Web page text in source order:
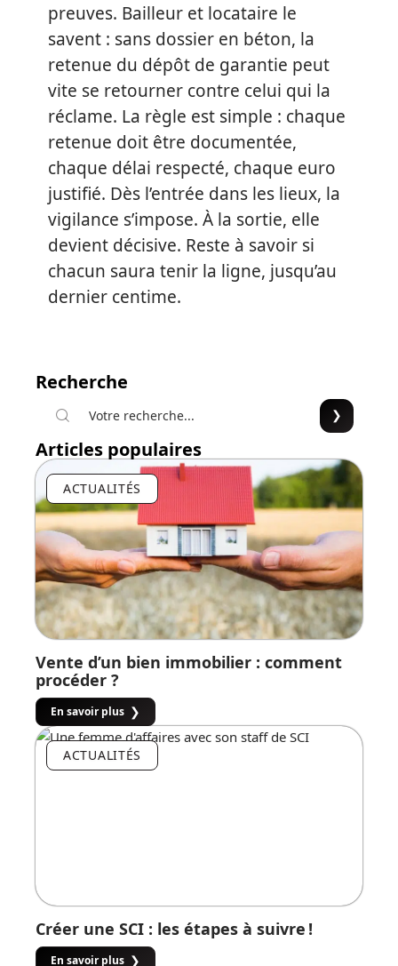
preuves. Bailleur et locataire le
savent : sans dossier en béton, la
retenue du dépôt de garantie peut
vite se retourner contre celui qui la
réclame. La règle est simple : chaque
retenue doit être documentée,
chaque délai respecté, chaque euro
justifié. Dès l’entrée dans les lieux, la
vigilance s’impose. À la sortie, elle
devient décisive. Reste à savoir si
chacun saura tenir la ligne, jusqu’au
dernier centime.
Recherche
Articles populaires
ACTUALITÉS
Vente d’un bien immobilier : comment
procéder ?
En savoir plus
ACTUALITÉS
Créer une SCI : les étapes à suivre !
En savoir plus